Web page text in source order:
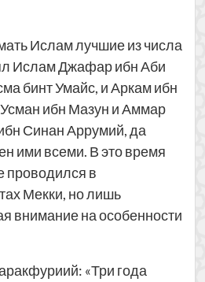
Ислам лучшие из числа
Ислам Джафар ибн Аби
бинт Умайс, и Аркам ибн
ибн Мазун и Аммар
Синан Аррумий, да
ими всеми. В это время
проводился в
Мекки, но лишь
внимание на особенности
«Три года